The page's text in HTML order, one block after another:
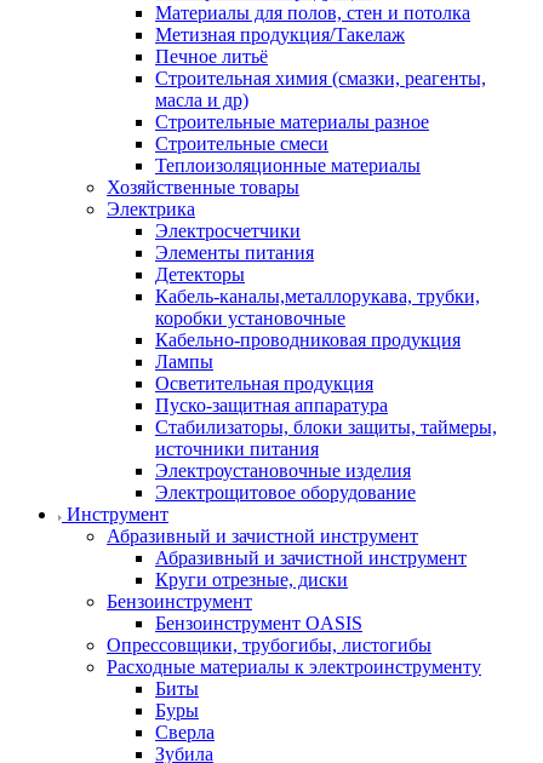
Материалы для полов, стен и потолка
Метизная продукция/Такелаж
Печное литьё
Строительная химия (смазки, реагенты,
масла и др)
Строительные материалы разное
Строительные смеси
Теплоизоляционные материалы
Хозяйственные товары
Электрика
Электросчетчики
Элементы питания
Детекторы
Кабель-каналы,металлорукава, трубки,
коробки установочные
Кабельно-проводниковая продукция
Лампы
Осветительная продукция
Пуско-защитная аппаратура
Стабилизаторы, блоки защиты, таймеры,
источники питания
Электроустановочные изделия
Электрощитовое оборудование
Инструмент
Абразивный и зачистной инструмент
Абразивный и зачистной инструмент
Круги отрезные, диски
Бензоинструмент
Бензоинструмент OASIS
Опрессовщики, трубогибы, листогибы
Расходные материалы к электроинструменту
Биты
Буры
Сверла
Зубила